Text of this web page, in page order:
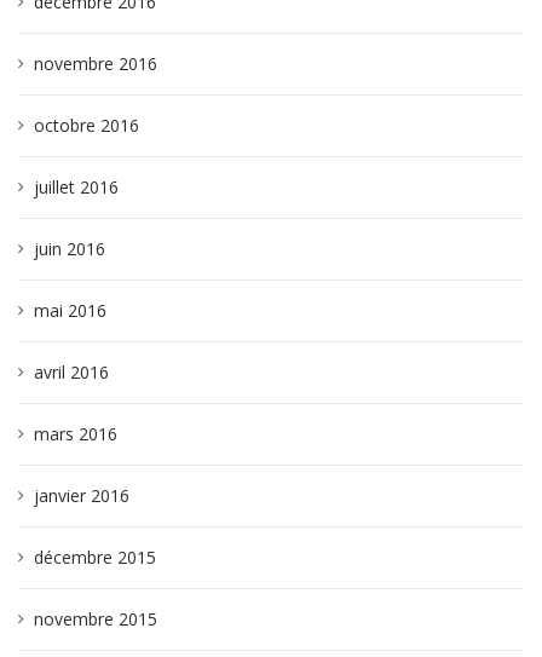
novembre 2016
octobre 2016
juillet 2016
juin 2016
mai 2016
avril 2016
mars 2016
janvier 2016
décembre 2015
novembre 2015